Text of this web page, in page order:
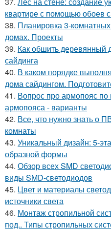
квартире с помощью обоев
38. Планировка 3-
домах. Проекты
39. Как обшить деревянный
сайдинга
40. В каком порядке
дома сайдингом.
41. Вопрос про армопояс по
армопояса - варианты
42. Все, что нужно знать о
комнаты
43. Уникальный дизайн: 5-
образной формы
44. Обзор всех SMD
виды SMD-светодиодов
45. Цвет и материалы
источники света
46. Монтаж стропильной
под.. Типы стропильных